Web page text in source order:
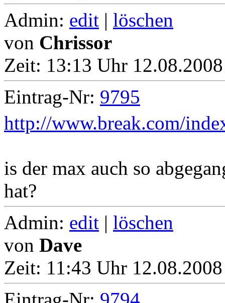
Admin: edit | löschen
von Chrissor
Zeit: 13:13 Uhr
Eintrag-Nr: 9795
http://www.break.com/
is der max auch so
hat?
Admin: edit | löschen
von Dave
Zeit: 11:43 Uhr